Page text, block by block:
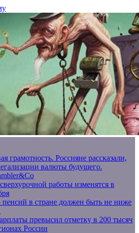
грамотность. Россияне рассказали,
валюты будущего.
работы изменятся в
в стране должен быть не ниже
превысил отметку в 200 тысяч
России